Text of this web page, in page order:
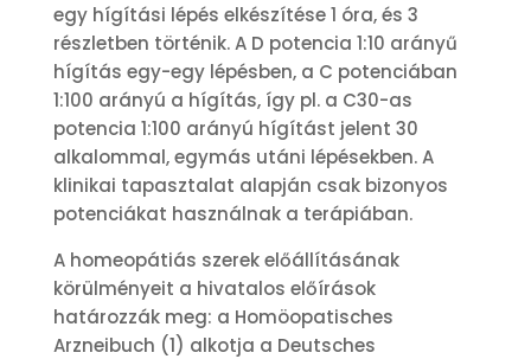
egy hígítási lépés elkészítése 1 óra, és 3
részletben történik. A D potencia 1:10 arányű
hígítás egy-egy lépésben, a C potenciában
1:100 arányú a hígítás, így pl. a C30-as
potencia 1:100 arányú hígítást jelent 30
alkalommal, egymás utáni lépésekben. A
klinikai tapasztalat alapján csak bizonyos
potenciákat használnak a terápiában.
A homeopátiás szerek előállításának
körülményeit a hivatalos előírások
határozzák meg: a Homöopatisches
Arzneibuch (1) alkotja a Deutsches